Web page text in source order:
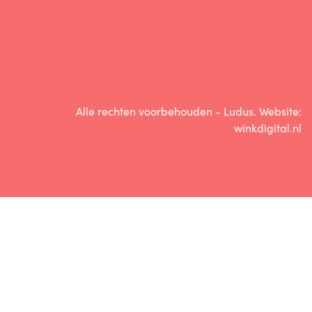
Alle rechten voorbehouden - Ludus. Website:
winkdigital.nl